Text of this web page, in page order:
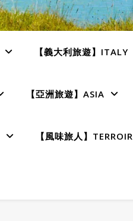
【義大利旅遊】ITALY
【亞洲旅遊】ASIA
【風味旅人】TERROIR